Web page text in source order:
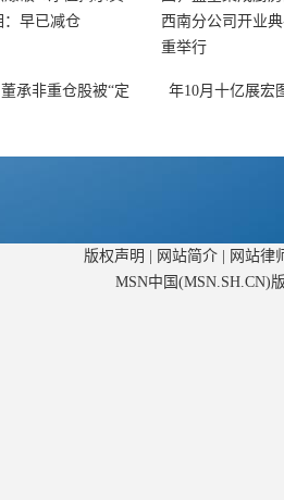
董承非重仓股被“定 年10月十亿展宏
版权声明 网站简介|
网站律
MSN中国(MSN.SH.CN)